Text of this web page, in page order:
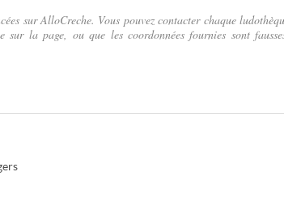
sur AlloCreche. Vous pouvez contacter chaque
la page, ou que les coordonnées fournies sont